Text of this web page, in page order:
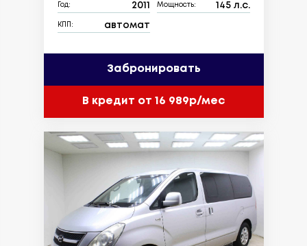
Год: 2011 Мощность: 145 л.с.
КПП: автомат
Забронировать
В кредит от 16 989р/мес